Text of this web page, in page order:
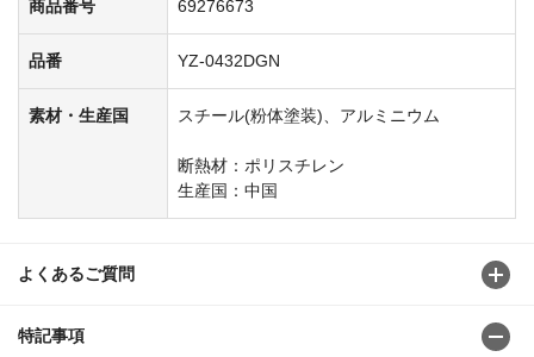
商品番号 69276673
品番 YZ-0432DGN
素材・生産国 スチール(粉体塗装)、アルミニウム
断熱材：ポリスチレン
生産国：中国
よくあるご質問
特記事項